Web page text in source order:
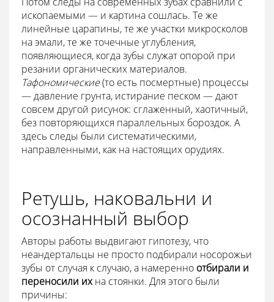
ископаемыми — и картина сошлась. Те же
линейные царапины, те же участки микросколов
на эмали, те же точечные углубления,
появляющиеся, когда зубы служат опорой при
резании органических материалов.
Тафономические(то есть посмертные) процессы
— давление грунта, истирание песком — дают
совсем другой рисунок: сглаженный, хаотичный,
без повторяющихся параллельных бороздок. А
здесь следы были систематическими,
направленными, как на настоящих орудиях.
Ретушь, наковальни и
осознанный выбор
Авторы работы выдвигают гипотезу, что
неандертальцы не просто подбирали носорожьи
зубы от случая к случаю, а намеренно отбирали и
переносили ихна стоянки. Для этого были
причины: